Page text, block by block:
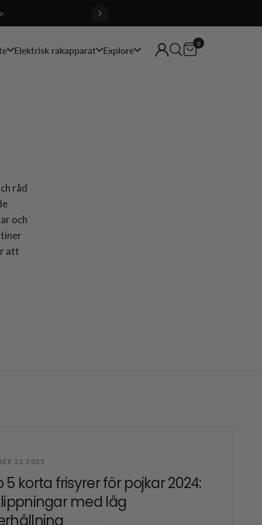
Elektrisk rakapparat Explore
0
råd
och
att
22 2025
5 korta frisyrer för pojkar 2024:
med låg